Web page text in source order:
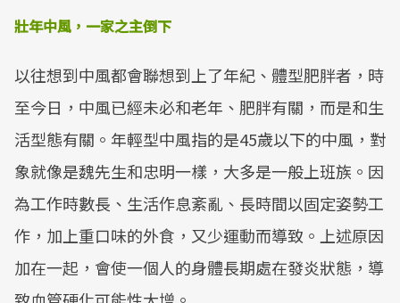
壯年中風，一家之主倒下
以往想到中風都會聯想到上了年紀、體型肥胖者，時
至今日，中風已經未必和老年、肥胖有關，而是和生
活型態有關。年輕型中風指的是45歲以下的中風，對
象就像是魏先生和忠明一樣，大多是一般上班族。因
為工作時數長、生活作息紊亂、長時間以固定姿勢工
作，加上重口味的外食，又少運動而導致。上述原因
加在一起，會使一個人的身體長期處在發炎狀態，導